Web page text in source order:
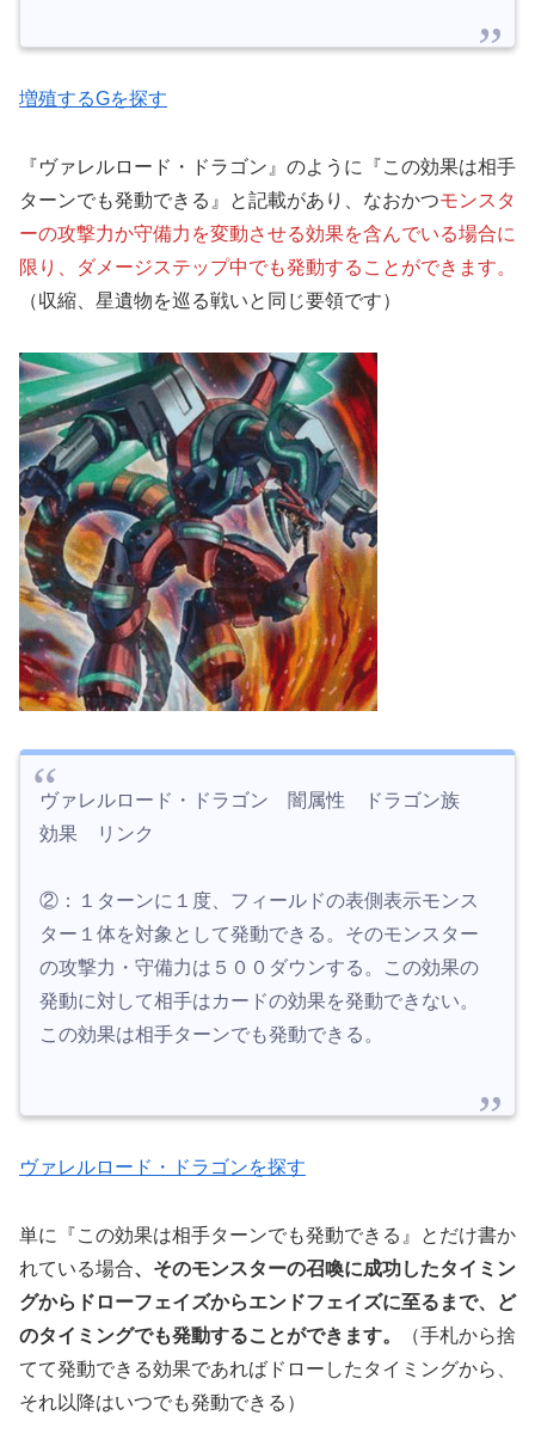
増殖するGを探す
『ヴァレルロード・ドラゴン』のように『この効果は相手
ターンでも発動できる』と記載があり、なおかつモンスタ
ーの攻撃力か守備力を変動させる効果を含んでいる場合に
限り、ダメージステップ中でも発動することができます。
（収縮、星遺物を巡る戦いと同じ要領です）
ヴァレルロード・ドラゴン 闇属性 ドラゴン族
効果 リンク
②：１ターンに１度、フィールドの表側表示モンス
ター１体を対象として発動できる。そのモンスター
の攻撃力・守備力は５００ダウンする。この効果の
発動に対して相手はカードの効果を発動できない。
この効果は相手ターンでも発動できる。
ヴァレルロード・ドラゴンを探す
単に『この効果は相手ターンでも発動できる』とだけ書か
れている場合、そのモンスターの召喚に成功したタイミン
グからドローフェイズからエンドフェイズに至るまで、ど
のタイミングでも発動することができます。
（手札から捨
てて発動できる効果であればドローしたタイミングから、
それ以降はいつでも発動できる）